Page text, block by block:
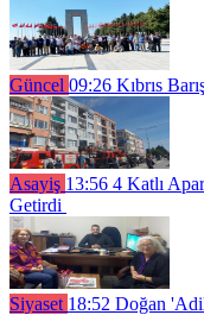
Güncel 09:26 Kıbrıs
Asayiş 13:56 4 Katlı
Getirdi
Siyaset 18:52 Doğan